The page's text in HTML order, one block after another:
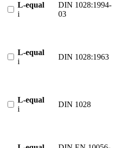
L-equal
i
DIN 1028:1994-
03
L-equal
i
DIN 1028:1963
L-equal
i
DIN 1028